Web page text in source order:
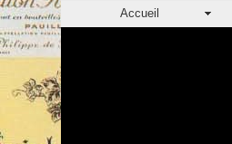
Accueil